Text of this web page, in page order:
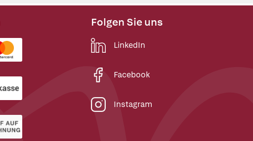
Folgen Sie uns
LinkedIn
Facebook
Instagram